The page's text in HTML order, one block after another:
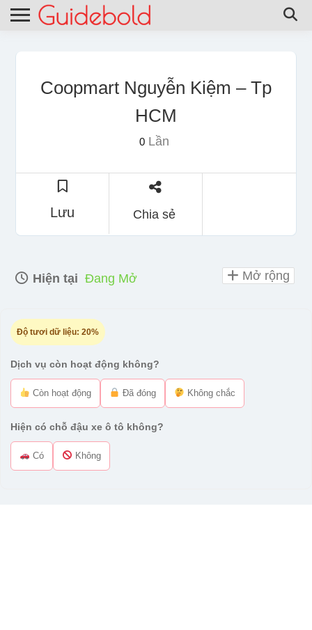
Coopmart Nguyễn Kiệm – Tp
HCM
0Lần
Lưu Chia sẻ
Hiện tại Đang Mở
Độ tươi dữ liệu: 20%
Dịch vụ còn hoạt động không?
Còn hoạt động Đã đóng Không chắc
Hiện có chỗ đậu xe ô tô không?
Có Không
Mở rộng